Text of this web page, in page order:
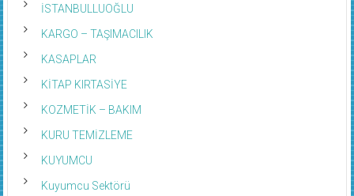
İSTANBULLUOĞLU
KARGO – TAŞIMACILIK
KASAPLAR
KİTAP KIRTASİYE
KOZMETİK – BAKIM
KURU TEMİZLEME
KUYUMCU
Kuyumcu Sektörü